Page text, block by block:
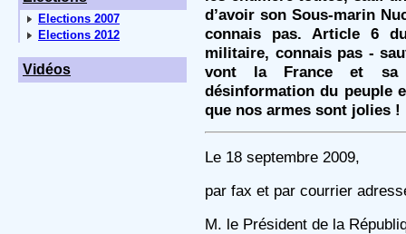
Elections 2007
Elections 2012
Vidéos
d’avoir son Sous-marin
connais pas. Article 6
militaire, connais pas -
vont la France et sa
désinformation du peuple
que nos armes sont jolies !
Le 18 septembre 2009,
par fax et par courrier
M. le Président de la